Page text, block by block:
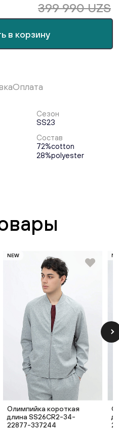
в корзину
399 990 UZS
Оплата
Сезон
SS23
Состав
72%cotton
28%polyester
NEW
Олимпийка короткая
длина SS26CR2-34-
22877-337244